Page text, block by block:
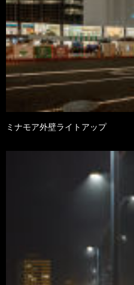
ミナモア外壁ライトアップ